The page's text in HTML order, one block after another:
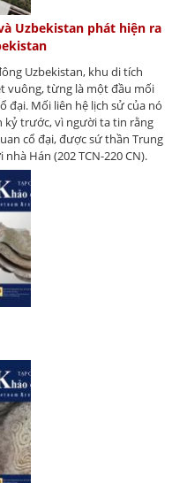
Uzbekistan phát hiện ra
Uzbekistan, khu di tích
vuông, từng là một đầu mối
đại. Mối liên hệ lịch sử của nó
kỷ trước, vì người ta tin rằng
cổ đại, được sứ thần Trung
Hán (202 TCN-220 CN).